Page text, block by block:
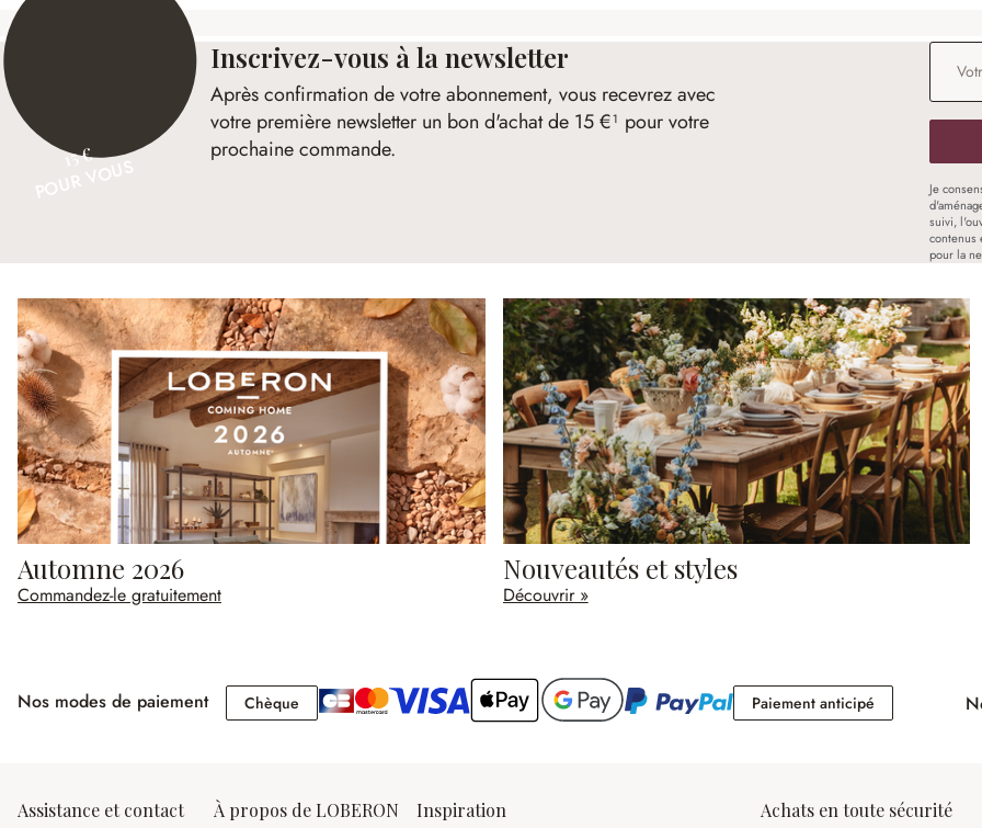
15 €
Inscrivez-vous à la newsletter
Après confirmation de votre abonnement, vous recevrez avec
votre première newsletter un bon d'achat de 15 €¹ pour votre
prochaine commande.
Adresse
Je
suivi,
contenus
pour la
Automne 2026
Commandez-le gratuitement
Nouveautés et styles
Découvrir »
Nos modes de paiement Chèque Chèque Paiement anticipéPaiement
Assistance et contact À propos de LOBERON Inspiration Achats en toute sécurité